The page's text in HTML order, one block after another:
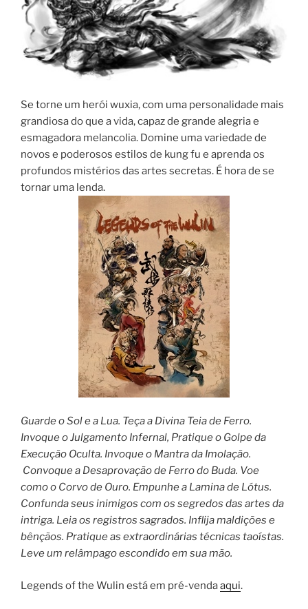
Se torne um herói wuxia, com uma personalidade mais
grandiosa do que a vida, capaz de grande alegria e
esmagadora melancolia. Domine uma variedade de
novos e poderosos estilos de kung fu e aprenda os
profundos mistérios das artes secretas. É hora de se
tornar uma lenda.
Guarde o Sol e a Lua. Teça a Divina Teia de Ferro.
Invoque o Julgamento Infernal, Pratique o Golpe da
Execução Oculta. Invoque o Mantra da Imolação.
Convoque a Desaprovação de Ferro do Buda. Voe
como o Corvo de Ouro. Empunhe a Lamina de Lótus.
Confunda seus inimigos com os segredos das artes da
intriga. Leia os registros sagrados. Inflija maldições e
bênçãos. Pratique as extraordinárias técnicas taoístas.
Leve um relâmpago escondido em sua mão.
Legends of the Wulin está em pré-vendaaqui.